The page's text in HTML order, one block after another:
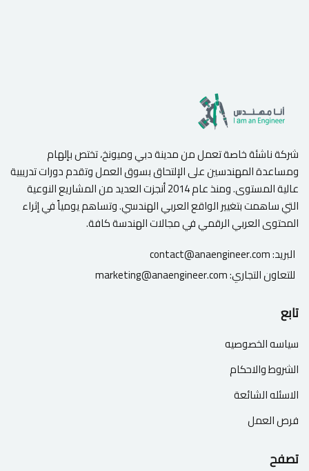
شركة ناشئة خاصة تعمل من مدينة دبي وميونخ، تختص بإلهام
ومساعدة المهندسين على الإلتحاق بسوق العمل وتقدم دورات تدريبية
عالية المستوى. ومنذ عام 2014 أنجزت العديد من المشاريع النوعية
التي ساهمت بتغيير الواقع العربي الهندسي. وتساهم يومياً في إثراء
المحتوى العربي الرقمي في مجالات الهندسة كافة.
البريد:contact@anaengineer.com
للتعاون التجاري:marketing@anaengineer.com
تابع
سياسه الخصوصيه
الشروط والاحكام
الاسئله الشائعة
فرص العمل
تصفح